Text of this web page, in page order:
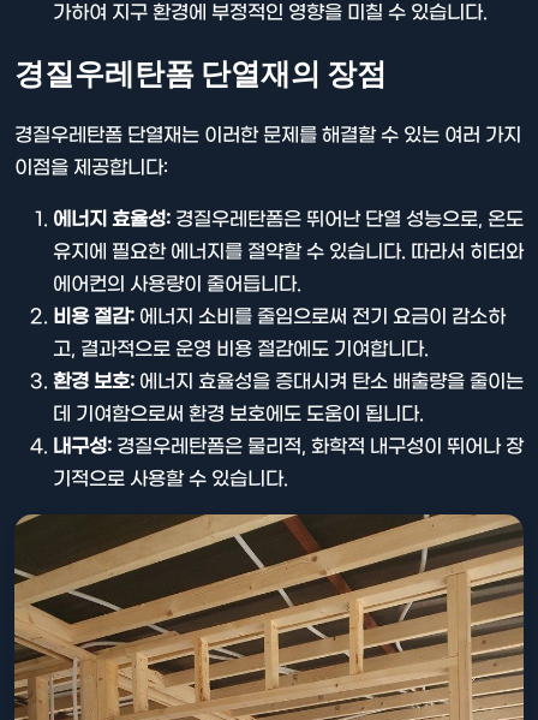
가하여 지구 환경에 부정적인 영향을 미칠 수 있습니다.
경질우레탄폼 단열재의 장점
경질우레탄폼 단열재는 이러한 문제를 해결할 수 있는 여러 가지
이점을 제공합니다:
에너지 효율성: 경질우레탄폼은 뛰어난 단열 성능으로, 온도
유지에 필요한 에너지를 절약할 수 있습니다. 따라서 히터와
에어컨의 사용량이 줄어듭니다.
비용 절감: 에너지 소비를 줄임으로써 전기 요금이 감소하
고, 결과적으로 운영 비용 절감에도 기여합니다.
환경 보호: 에너지 효율성을 증대시켜 탄소 배출량을 줄이는
데 기여함으로써 환경 보호에도 도움이 됩니다.
내구성: 경질우레탄폼은 물리적, 화학적 내구성이 뛰어나 장
기적으로 사용할 수 있습니다.